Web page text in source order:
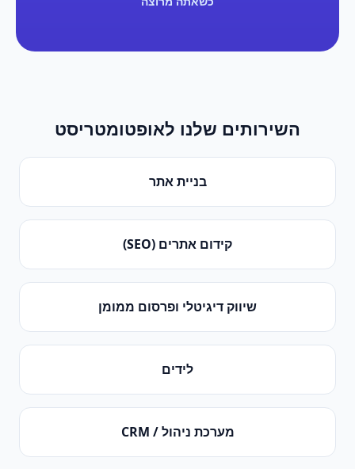
השירותים שלנו לאופטומטריסט
בניית אתר
קידום אתרים (SEO)
שיווק דיגיטלי ופרסום ממומן
לידים
מערכת ניהול / CRM